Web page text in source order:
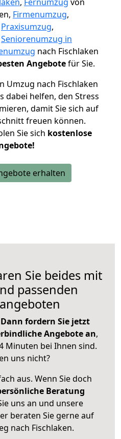
Firmenumzug,
Praxisumzug,
Seniorenumzug in
nach Fischlaken
Angebotefür Sie.
Umzug nach Fischlaken
dabei helfen, den Stress
damit Sie sich auf
freuen können.
Sie sich kostenlose
erhalten
Sie beides mit
passenden
Dann fordern Sie jetzt
Angebote an,
Minuten bei Ihnen sind.
uns nicht?
aus. Wenn Sie doch
Beratung
uns an und unsere
beraten Sie gerne auf
nach Fischlaken.